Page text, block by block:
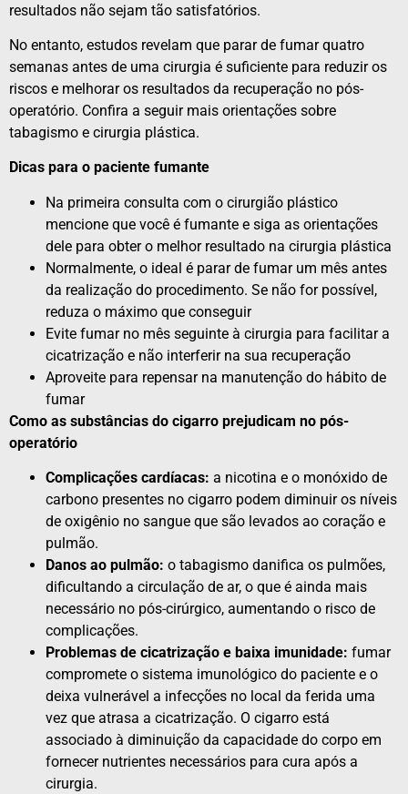
resultados não sejam tão satisfatórios.
No entanto, estudos revelam que parar de fumar quatro
semanas antes de uma cirurgia é suficiente para reduzir os
riscos e melhorar os resultados da recuperação no pós-
operatório. Confira a seguir mais orientações sobre
tabagismo e cirurgia plástica.
Dicas para o paciente fumante
Na primeira consulta com o cirurgião plástico
mencione que você é fumante e siga as orientações
dele para obter o melhor resultado na cirurgia plástica
Normalmente, o ideal é parar de fumar um mês antes
da realização do procedimento. Se não for possível,
reduza o máximo que conseguir
Evite fumar no mês seguinte à cirurgia para facilitar a
cicatrização e não interferir na sua recuperação
Aproveite para repensar na manutenção do hábito de
fumar
Como as substâncias do cigarro prejudicam no pós-
operatório
Complicações cardíacas: a nicotina e o monóxido de
carbono presentes no cigarro podem diminuir os níveis
de oxigênio no sangue que são levados ao coração e
pulmão.
Danos ao pulmão: o tabagismo danifica os pulmões,
dificultando a circulação de ar, o que é ainda mais
necessário no pós-cirúrgico, aumentando o risco de
complicações.
Problemas de cicatrização e baixa imunidade: fumar
compromete o sistema imunológico do paciente e o
deixa vulnerável a infecções no local da ferida uma
vez que atrasa a cicatrização. O cigarro está
associado à diminuição da capacidade do corpo em
fornecer nutrientes necessários para cura após a
cirurgia.